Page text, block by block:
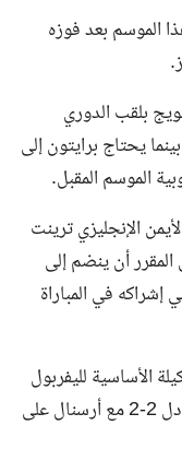
الموسم بعد فوزه
بلقب الدوري
يحتاج برايتون إلى
الموسم المقبل.
الإنجليزي ترينت
أن ينضم إلى
إشراكه في المباراة
الأساسية لليفربول
في مباراة الأسبوع الماضي التي انتهت بالتعادل 2-2 مع أرسنال على